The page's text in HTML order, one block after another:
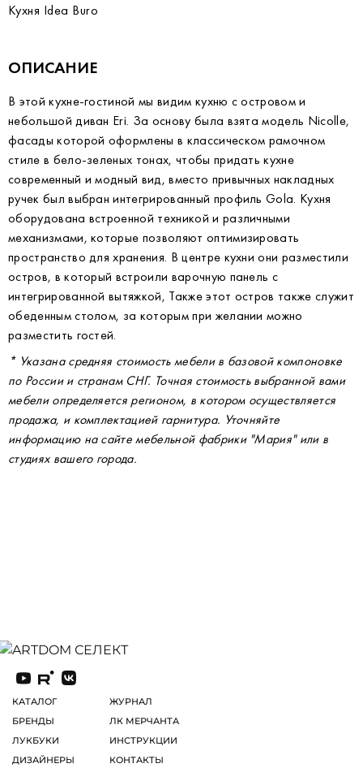
Кухня Idea Buro
ОПИСАНИЕ
В этой кухне-гостиной мы видим кухню с островом и
небольшой диван Eri. За основу была взята модель Nicolle,
фасады которой оформлены в классическом рамочном
стиле в бело-зеленых тонах, чтобы придать кухне
современный и модный вид, вместо привычных накладных
ручек был выбран интегрированный профиль Gola. Кухня
оборудована встроенной техникой и различными
механизмами, которые позволяют оптимизировать
пространство для хранения. В центре кухни они разместили
остров, в который встроили варочную панель с
интегрированной вытяжкой, Также этот остров также служит
обеденным столом, за которым при желании можно
разместить гостей.
* Указана средняя стоимость мебели в базовой компоновке
по России и странам СНГ. Точная стоимость выбранной вами
мебелиопределяется регионом, в котором осуществляется
продажа, и комплектацией гарнитура. Уточняйте
информацию на сайте мебельной фабрики "Мария" или в
студиях вашего города.
КАТАЛОГ
БРЕНДЫ
ЛУКБУКИ
ДИЗАЙНЕРЫ
ЖУРНАЛ
ЛК МЕРЧАНТА
ИНСТРУКЦИИ
КОНТАКТЫ